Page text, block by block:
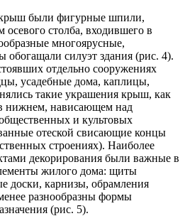
были фигурные шпили,
столба, входившего в
многоярусные,
силуэт здания (рис. 4).
отдельно сооружениях
усадебные дома, каплицы,
такие украшения крыш, как
нижнем, нависающем над
и культовых
отеской свисающие концы
строениях). Наиболее
декорирования были важные в
жилого дома: щиты
доски, карнизы, обрамления
разнообразны формы
(рис. 5).